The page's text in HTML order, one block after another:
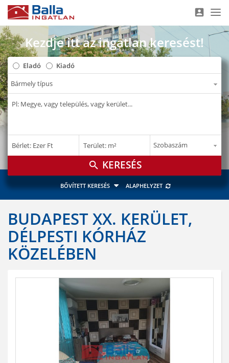
account_box
Kezdje itt az ingatlan keresést!
Eladó Kiadó
–
Bérlet: Ezer Ft –
Terület: m²
search
BŐVÍTETT KERESÉS ALAPHELYZET
BUDAPEST XX. KERÜLET,
DÉLPESTI KÓRHÁZ
KÖZELÉBEN